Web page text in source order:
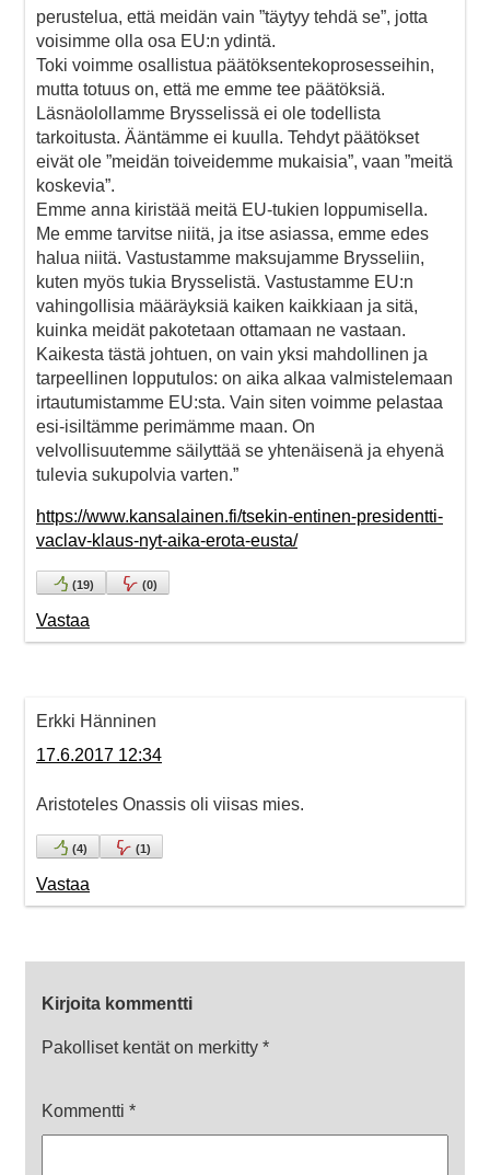
perustelua, että meidän vain ”täytyy tehdä se”, jotta
voisimme olla osa EU:n ydintä.
Toki voimme osallistua päätöksentekoprosesseihin,
mutta totuus on, että me emme tee päätöksiä.
Läsnäolollamme Brysselissä ei ole todellista
tarkoitusta. Ääntämme ei kuulla. Tehdyt päätökset
eivät ole ”meidän toiveidemme mukaisia”, vaan ”meitä
koskevia”.
Emme anna kiristää meitä EU-tukien loppumisella.
Me emme tarvitse niitä, ja itse asiassa, emme edes
halua niitä. Vastustamme maksujamme Brysseliin,
kuten myös tukia Brysselistä. Vastustamme EU:n
vahingollisia määräyksiä kaiken kaikkiaan ja sitä,
kuinka meidät pakotetaan ottamaan ne vastaan.
Kaikesta tästä johtuen, on vain yksi mahdollinen ja
tarpeellinen lopputulos: on aika alkaa valmistelemaan
irtautumistamme EU:sta. Vain siten voimme pelastaa
esi-isiltämme perimämme maan. On
velvollisuutemme säilyttää se yhtenäisenä ja ehyenä
tulevia sukupolvia varten.”
https://www.kansalainen.fi/tsekin-entinen-presidentti-
vaclav-klaus-nyt-aika-erota-eusta/
(19) (0)
Vastaa
Erkki Hänninen
17.6.2017 12:34
Aristoteles Onassis oli viisas mies.
(4) (1)
Vastaa
Kirjoita kommentti
Pakolliset kentät on merkitty *
Kommentti *